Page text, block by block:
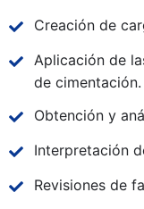
Creación de
Aplicación de
de cimentación.
Obtención y
Interpretación
Revisiones de